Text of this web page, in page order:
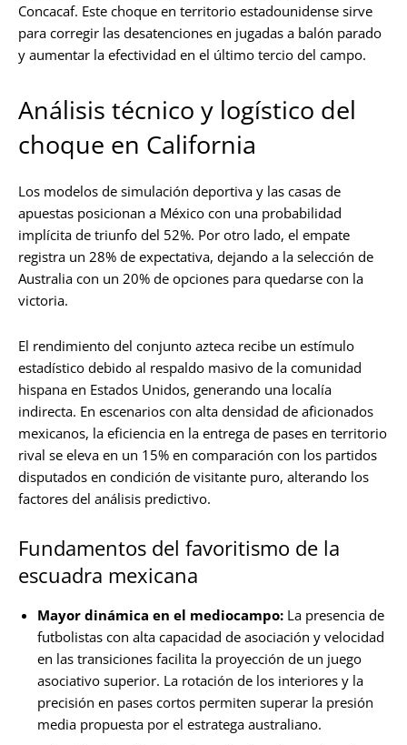
Concacaf. Este choque en territorio estadounidense sirve
para corregir las desatenciones en jugadas a balón parado
y aumentar la efectividad en el último tercio del campo.
Análisis técnico y logístico del
choque en California
Los modelos de simulación deportiva y las casas de
apuestas posicionan a México con una probabilidad
implícita de triunfo del 52%. Por otro lado, el empate
registra un 28% de expectativa, dejando a la selección de
Australia con un 20% de opciones para quedarse con la
victoria.
El rendimiento del conjunto azteca recibe un estímulo
estadístico debido al respaldo masivo de la comunidad
hispana en Estados Unidos, generando una localía
indirecta. En escenarios con alta densidad de aficionados
mexicanos, la eficiencia en la entrega de pases en territorio
rival se eleva en un 15% en comparación con los partidos
disputados en condición de visitante puro, alterando los
factores del análisis predictivo.
Fundamentos del favoritismo de la
escuadra mexicana
Mayor dinámica en el mediocampo: La presencia de
futbolistas con alta capacidad de asociación y velocidad
en las transiciones facilita la proyección de un juego
asociativo superior. La rotación de los interiores y la
precisión en pases cortos permiten superar la presión
media propuesta por el estratega australiano.